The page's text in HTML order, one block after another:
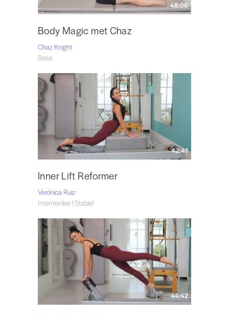
48:06
Body Magic met Chaz
Chaz Knight
Basis
42:41
Inner Lift Reformer
Verónica Ruiz
Intermediair | Stabiel
44:42